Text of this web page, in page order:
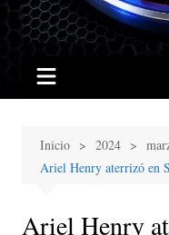
Inicio 2024
Ariel Henry aterrizó en
Ariel Henry